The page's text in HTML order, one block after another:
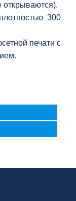
открываются).
300
печати с